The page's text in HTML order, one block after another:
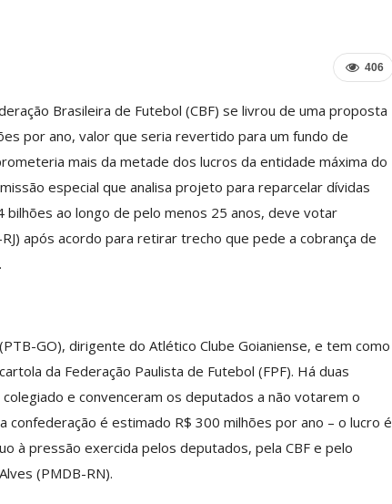
406
Brasileira de Futebol (CBF) se livrou de uma proposta
por ano, valor que seria revertido para um fundo de
mais da metade dos lucros da entidade máxima do
especial que analisa projeto para reparcelar dívidas
bilhões ao longo de pelo menos 25 anos, deve votar
após acordo para retirar trecho que pede a cobrança de
GO), dirigente do Atlético Clube Goianiense, e tem como
da Federação Paulista de Futebol (FPF). Há duas
e convenceram os deputados a não votarem o
é estimado R$ 300 milhões por ano – o lucro é
à pressão exercida pelos deputados, pela CBF e pelo
(PMDB-RN).
Palestra
Fontes
Sem…
ASSECOR Promove Oficina De
Pintura Em Taça Para
Associados